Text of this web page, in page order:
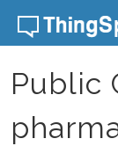
Skip to content
Public